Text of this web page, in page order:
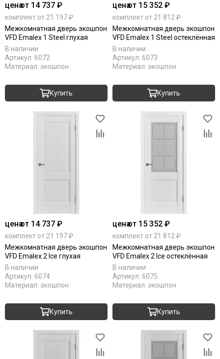
ценаот 14 737 ₽
комплект от 21 197 ₽
Межкомнатная дверь экошпон
VFD Emalex 1 Steel глухая
В наличии
Артикул: 6072
Материал: экошпон
Купить
ценаот 15 352 ₽
комплект от 21 812 ₽
Межкомнатная дверь экошпон
VFD Emalex 1 Steel остеклённая
В наличии
Артикул: 6073
Материал: экошпон
Купить
ценаот 14 737 ₽
комплект от 21 197 ₽
Межкомнатная дверь экошпон
VFD Emalex 2 Ice глухая
В наличии
Артикул: 6074
Материал: экошпон
Купить
ценаот 15 352 ₽
комплект от 21 812 ₽
Межкомнатная дверь экошпон
VFD Emalex 2 Ice остеклённая
В наличии
Артикул: 6075
Материал: экошпон
Купить